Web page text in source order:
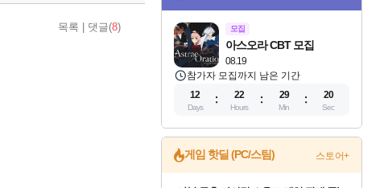
목록 댓글(8) 모집
08.19
아스오라 CBT 모집
참가자 모집까지 남은 기간
12
Days
22
Hours
29
Min
19
Sec
게임 핫딜 (PC/스팀) 스토어+
마블 투혼 파이팅 소울즈 예약 판매 중!